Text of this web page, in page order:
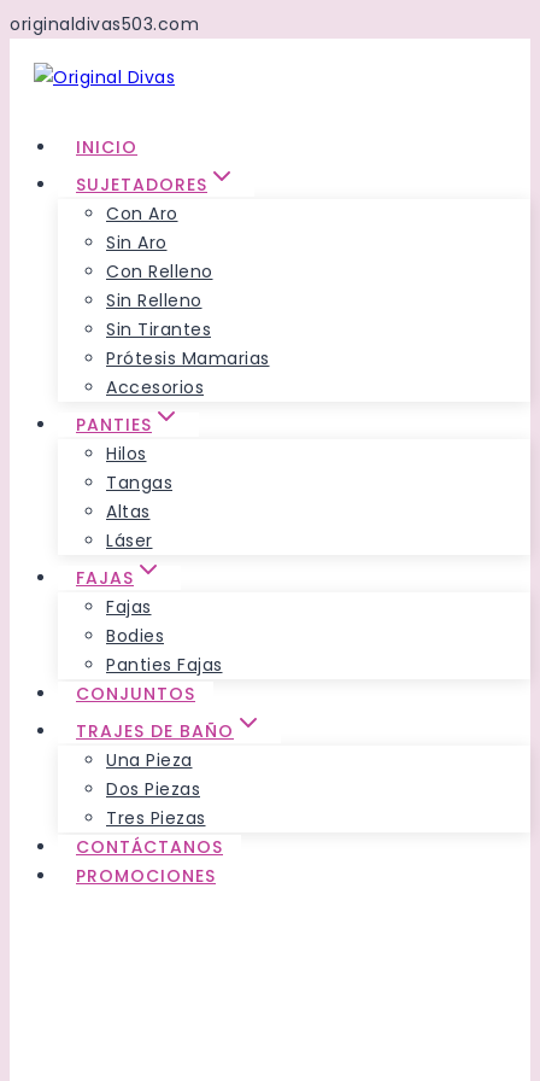
originaldivas503.com
INICIO
SUJETADORES
Con Aro
Sin Aro
Con Relleno
Sin Relleno
Sin Tirantes
Prótesis Mamarias
Accesorios
PANTIES
Hilos
Tangas
Altas
Láser
FAJAS
Fajas
Bodies
Panties Fajas
CONJUNTOS
TRAJES DE BAÑO
Una Pieza
Dos Piezas
Tres Piezas
CONTÁCTANOS
PROMOCIONES